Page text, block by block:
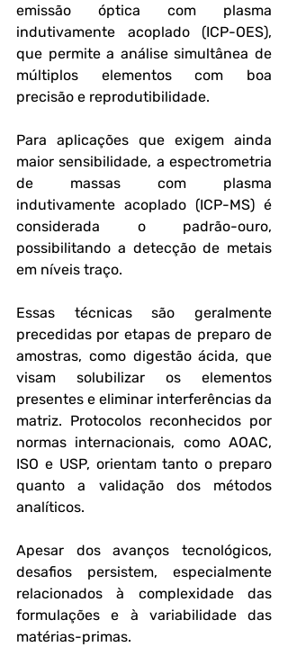
emissão óptica com plasma
indutivamente acoplado (ICP-OES),
que permite a análise simultânea de
múltiplos elementos com boa
precisão e reprodutibilidade.
Para aplicações que exigem ainda
maior sensibilidade, a espectrometria
de massas com plasma
indutivamente acoplado (ICP-MS) é
considerada o padrão-ouro,
possibilitando a detecção de metais
em níveis traço.
Essas técnicas são geralmente
precedidas por etapas de preparo de
amostras, como digestão ácida, que
visam solubilizar os elementos
presentes e eliminar interferências da
matriz. Protocolos reconhecidos por
normas internacionais, como AOAC,
ISO e USP, orientam tanto o preparo
quanto a validação dos métodos
analíticos.
Apesar dos avanços tecnológicos,
desafios persistem, especialmente
relacionados à complexidade das
formulações e à variabilidade das
matérias-primas.